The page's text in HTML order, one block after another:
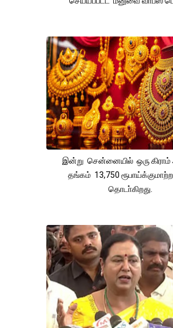
இன்று சென்னையில் ஒரு
தங்கம் 13,750
தொடா்கிறது.